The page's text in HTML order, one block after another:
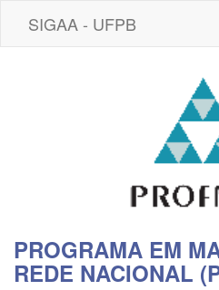
SIGAA - UFPB
PROGRAMA EM
REDE NACIONAL